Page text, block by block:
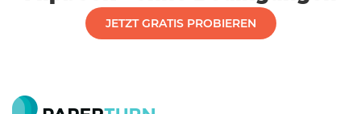
JETZT GRATIS PROBIEREN